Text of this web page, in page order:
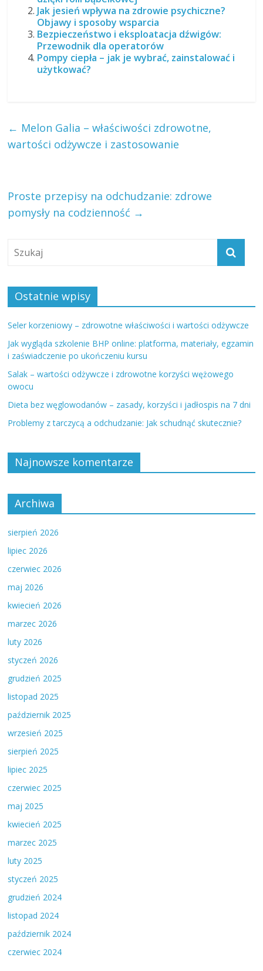
Jak jesień wpływa na zdrowie psychiczne?
Objawy i sposoby wsparcia
Bezpieczeństwo i eksploatacja dźwigów:
Przewodnik dla operatorów
Pompy ciepła – jak je wybrać, zainstalować i
użytkować?
← Melon Galia – właściwości zdrowotne,
wartości odżywcze i zastosowanie
Proste przepisy na odchudzanie: zdrowe
pomysły na codzienność →
Ostatnie wpisy
Seler korzeniowy – zdrowotne właściwości i wartości odżywcze
Jak wygląda szkolenie BHP online: platforma, materiały, egzamin
i zaświadczenie po ukończeniu kursu
Salak – wartości odżywcze i zdrowotne korzyści wężowego
owocu
Dieta bez węglowodanów – zasady, korzyści i jadłospis na 7 dni
Problemy z tarczycą a odchudzanie: Jak schudnąć skutecznie?
Najnowsze komentarze
Archiwa
sierpień 2026
lipiec 2026
czerwiec 2026
maj 2026
kwiecień 2026
marzec 2026
luty 2026
styczeń 2026
grudzień 2025
listopad 2025
październik 2025
wrzesień 2025
sierpień 2025
lipiec 2025
czerwiec 2025
maj 2025
kwiecień 2025
marzec 2025
luty 2025
styczeń 2025
grudzień 2024
listopad 2024
październik 2024
czerwiec 2024